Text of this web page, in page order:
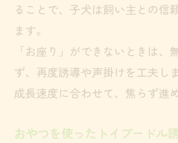
ることで、子犬は飼い主との信
ます。
「お座り」ができないときは、
ず、再度誘導や声掛けを工夫し
成長速度に合わせて、焦らず進
おやつを使ったトイプードル